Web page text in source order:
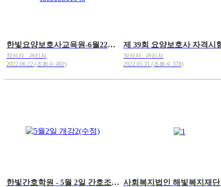
한빛요양보호사교육원-6월22일 개강
작성자 : 관리자
2022.06.22 (조회수 492)
작성자 : 관리자
2022.05.31 (조회수 378)
한빛간호학원 - 5월 2일 간호조무사반 개강♪